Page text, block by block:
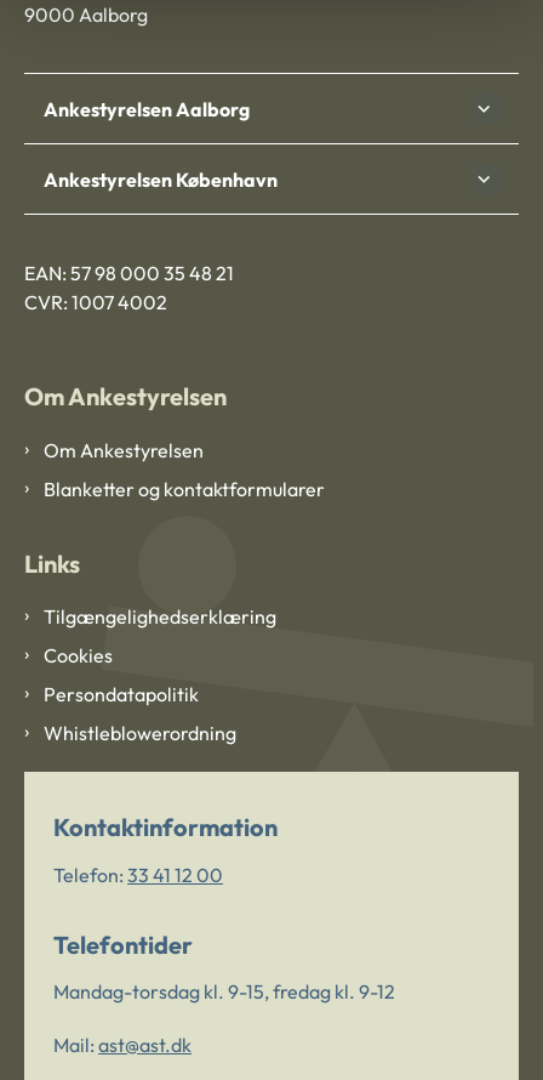
9000 Aalborg
Ankestyrelsen Aalborg
Ankestyrelsen København
EAN: 57 98 000 35 48 21
CVR: 1007 4002
Om Ankestyrelsen
Om Ankestyrelsen
Blanketter og kontaktformularer
Links
Tilgængelighedserklæring
Cookies
Persondatapolitik
Whistleblowerordning
Kontaktinformation
Telefon: 33 41 12 00
Telefontider
Mandag-torsdag kl. 9-15, fredag kl. 9-12
Mail: ast@ast.dk